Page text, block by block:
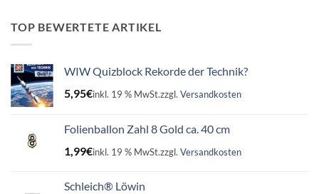
16,99€15,75€.
TOP BEWERTETE ARTIKEL
WIW Quizblock Rekorde der Technik?
5,95€inkl. 19 % MwSt.zzgl. Versandkosten
Folienballon Zahl 8 Gold ca. 40 cm
1,99€inkl. 19 % MwSt.zzgl. Versandkosten
Schleich® Löwin